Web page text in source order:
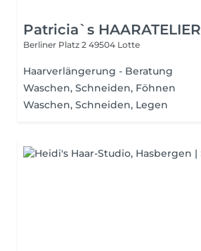
Patricia`s HAARATELIER
Berliner Platz 2 49504 Lotte
Haarverlängerung - Beratung
Waschen, Schneiden, Föhnen
Waschen, Schneiden, Legen